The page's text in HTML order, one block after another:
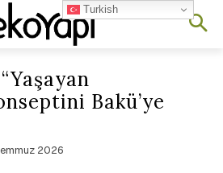
Bakü’ye
2026
Turkish